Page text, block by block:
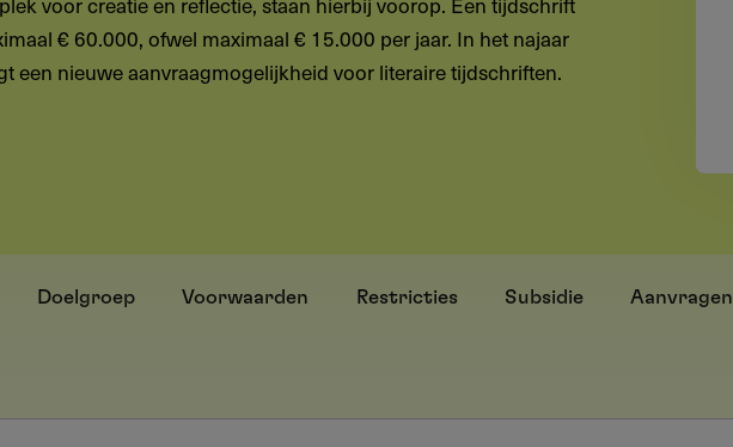
€ 60.000, ofwel maximaal € 15.000 per jaar. In het najaar
een nieuwe aanvraagmogelijkheid voor literaire tijdschriften.
Doelgroep Voorwaarden Restricties Subsidie Aanvragen